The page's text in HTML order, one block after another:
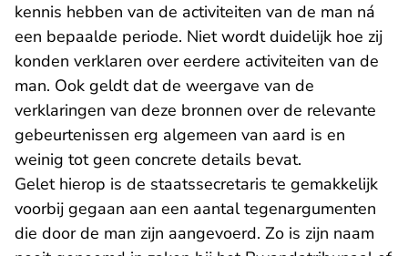
kennis hebben van de activiteiten van de man ná
een bepaalde periode. Niet wordt duidelijk hoe zij
konden verklaren over eerdere activiteiten van de
man. Ook geldt dat de weergave van de
verklaringen van deze bronnen over de relevante
gebeurtenissen erg algemeen van aard is en
weinig tot geen concrete details bevat.
Gelet hierop is de staatssecretaris te gemakkelijk
voorbij gegaan aan een aantal tegenargumenten
die door de man zijn aangevoerd. Zo is zijn naam